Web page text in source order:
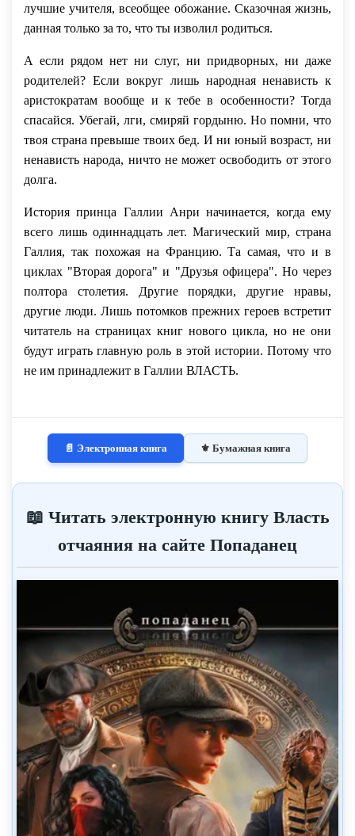
лучшие учителя, всеобщее обожание. Сказочная жизнь,
данная только за то, что ты изволил родиться.
А если рядом нет ни слуг, ни придворных, ни даже
родителей? Если вокруг лишь народная ненависть к
аристократам вообще и к тебе в особенности? Тогда
спасайся. Убегай, лги, смиряй гордыню. Но помни, что
твоя страна превыше твоих бед. И ни юный возраст, ни
ненависть народа, ничто не может освободить от этого
долга.
История принца Галлии Анри начинается, когда ему
всего лишь одиннадцать лет. Магический мир, страна
Галлия, так похожая на Францию. Та самая, что и в
циклах "Вторая дорога" и "Друзья офицера". Но через
полтора столетия. Другие порядки, другие нравы,
другие люди. Лишь потомков прежних героев встретит
читатель на страницах книг нового цикла, но не они
будут играть главную роль в этой истории. Потому что
не им принадлежит в Галлии ВЛАСТЬ.
📄 Электронная книга ⚜️ Бумажная книга
📖 Читать электронную книгу Власть
отчаяния на сайте Попаданец